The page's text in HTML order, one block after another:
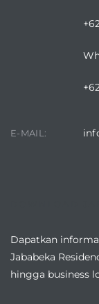
E-MAIL:
Dapatkan
Jababeka
hingga business